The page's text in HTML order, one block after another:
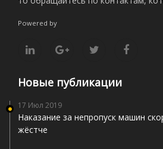
Powered by
Новые публикации
17 Июл 2019
Наказание за непропуск машин
жёстче